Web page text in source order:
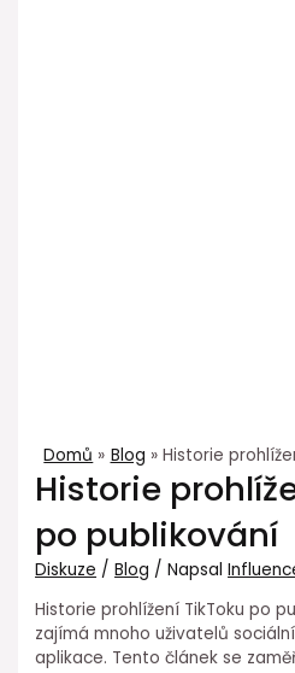
Domů Blog Historie
Historie
po publikování
Diskuze /Blog / Napsal
Historie prohlížení TikToku po
zajímá mnoho uživatelů
aplikace. Tento článek se